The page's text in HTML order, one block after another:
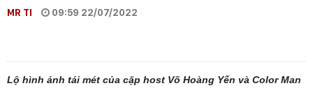
MR TI 09:59 22/07/2022
Lộ hình ảnh tái mét của cặp host Võ Hoàng Yến và Color Man